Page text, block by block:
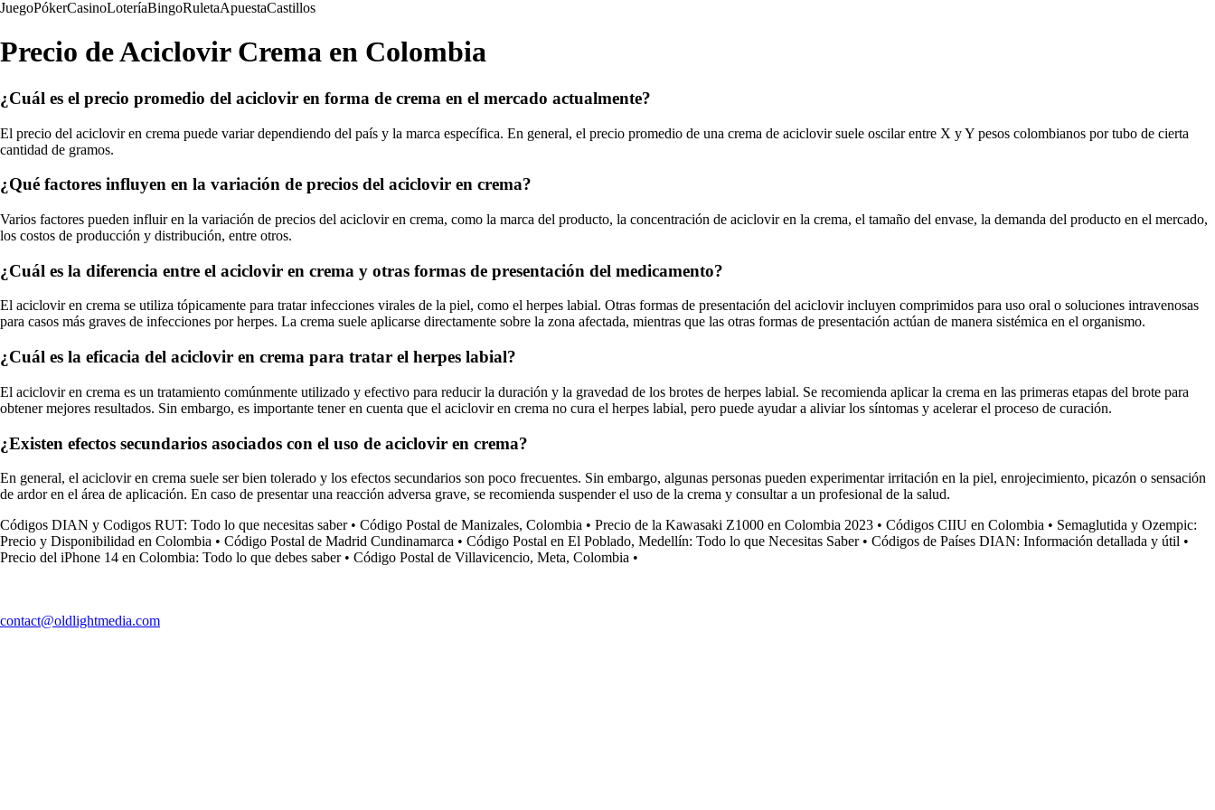
JuegoPókerCasinoLoteríaBingoRuletaApuestaCastillos
Precio de Aciclovir Crema en Colombia
¿Cuál es el precio promedio del aciclovir en forma de crema en el mercado actualmente?
El precio del aciclovir en crema puede variar dependiendo del país y la marca específica. En general, el precio promedio de una crema de aciclovir suele oscilar entre X y Y pesos colombianos por tubo de cierta
cantidad de gramos.
¿Qué factores influyen en la variación de precios del aciclovir en crema?
Varios factores pueden influir en la variación de precios del aciclovir en crema, como la marca del producto, la concentración de aciclovir en la crema, el tamaño del envase, la demanda del producto en el mercado,
los costos de producción y distribución, entre otros.
¿Cuál es la diferencia entre el aciclovir en crema y otras formas de presentación del medicamento?
El aciclovir en crema se utiliza tópicamente para tratar infecciones virales de la piel, como el herpes labial. Otras formas de presentación del aciclovir incluyen comprimidos para uso oral o soluciones intravenosas
para casos más graves de infecciones por herpes. La crema suele aplicarse directamente sobre la zona afectada, mientras que las otras formas de presentación actúan de manera sistémica en el organismo.
¿Cuál es la eficacia del aciclovir en crema para tratar el herpes labial?
El aciclovir en crema es un tratamiento comúnmente utilizado y efectivo para reducir la duración y la gravedad de los brotes de herpes labial. Se recomienda aplicar la crema en las primeras etapas del brote para
obtener mejores resultados. Sin embargo, es importante tener en cuenta que el aciclovir en crema no cura el herpes labial, pero puede ayudar a aliviar los síntomas y acelerar el proceso de curación.
¿Existen efectos secundarios asociados con el uso de aciclovir en crema?
En general, el aciclovir en crema suele ser bien tolerado y los efectos secundarios son poco frecuentes. Sin embargo, algunas personas pueden experimentar irritación en la piel, enrojecimiento, picazón o sensación
de ardor en el área de aplicación. En caso de presentar una reacción adversa grave, se recomienda suspender el uso de la crema y consultar a un profesional de la salud.
Códigos DIAN y Codigos RUT: Todo lo que necesitas saber• Código Postal de Manizales, Colombia • Precio de la Kawasaki Z1000 en Colombia 2023 • Códigos CIIU en Colombia • Semaglutida y Ozempic:
Precio y Disponibilidad en Colombia • Código Postal de Madrid Cundinamarca • Código Postal en El Poblado, Medellín: Todo lo que Necesitas Saber• Códigos de Países DIAN: Información detallada y útil •
Precio del iPhone 14 en Colombia: Todo lo que debes saber• Código Postal de Villavicencio, Meta, Colombia •
contact@oldlightmedia.com